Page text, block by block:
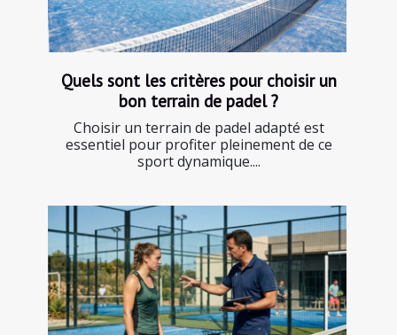
Quels sont les critères pour choisir un
bon terrain de padel ?
Choisir un terrain de padel adapté est
essentiel pour profiter pleinement de ce
sport dynamique....